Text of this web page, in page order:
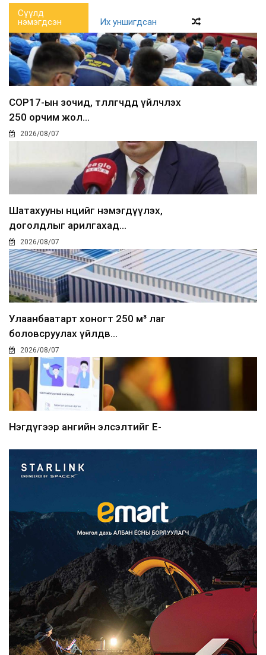
Сүүлд
нэмэгдсэн
Их уншигдсан
COP17-ын зочид, төлөөлөгчдөд үйлчлэх
250 орчим жол...
2026/08/07
Шатахууны нөөцийг нэмэгдүүлэх,
доголдлыг арилгахад...
2026/08/07
Улаанбаатарт хоногт 250 м³ лаг
боловсруулах үйлдв...
2026/08/07
Нэгдүгээр ангийн элсэлтийг E-
Францад иргэд рүү зөвшөөрөлгүй
сурталчилгааны дууд...
2026/08/07
Нийтийн тээврийн Ч:19А чиглэлийн